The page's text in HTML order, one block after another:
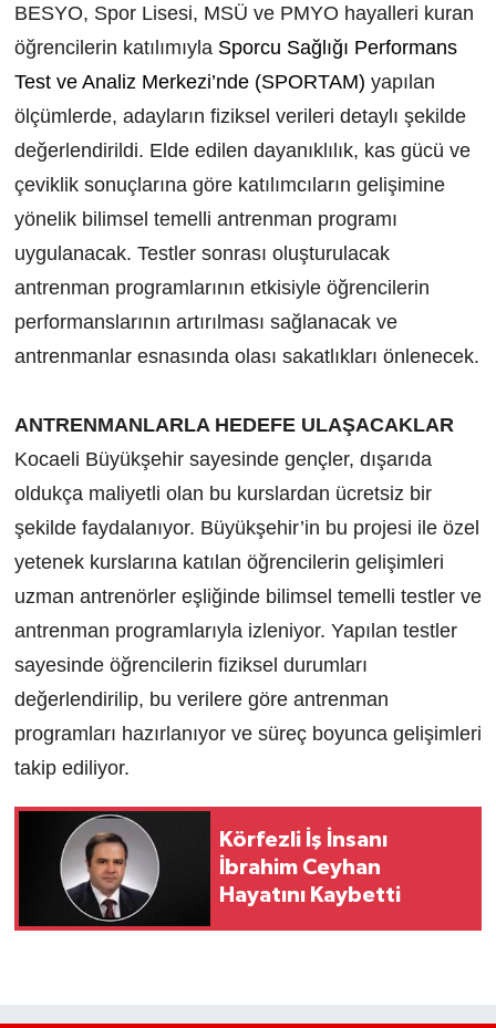
BESYO, Spor Lisesi, MSÜ ve PMYO hayalleri kuran
öğrencilerin katılımıyla Sporcu Sağlığı Performans
Test ve Analiz Merkezi’nde (SPORTAM) yapılan
ölçümlerde, adayların fiziksel verileri detaylı şekilde
değerlendirildi. Elde edilen dayanıklılık, kas gücü ve
çeviklik sonuçlarına göre katılımcıların gelişimine
yönelik bilimsel temelli antrenman programı
uygulanacak. Testler sonrası oluşturulacak
antrenman programlarının etkisiyle öğrencilerin
performanslarının artırılması sağlanacak ve
antrenmanlar esnasında olası sakatlıkları önlenecek.
ANTRENMANLARLA HEDEFE ULAŞACAKLAR
Kocaeli Büyükşehir sayesinde gençler, dışarıda
oldukça maliyetli olan bu kurslardan ücretsiz bir
şekilde faydalanıyor. Büyükşehir’in bu projesi ile özel
yetenek kurslarına katılan öğrencilerin gelişimleri
uzman antrenörler eşliğinde bilimsel temelli testler ve
antrenman programlarıyla izleniyor. Yapılan testler
sayesinde öğrencilerin fiziksel durumları
değerlendirilip, bu verilere göre antrenman
programları hazırlanıyor ve süreç boyunca gelişimleri
takip ediliyor.
Körfezli İş İnsanı
İbrahim Ceyhan
Hayatını Kaybetti